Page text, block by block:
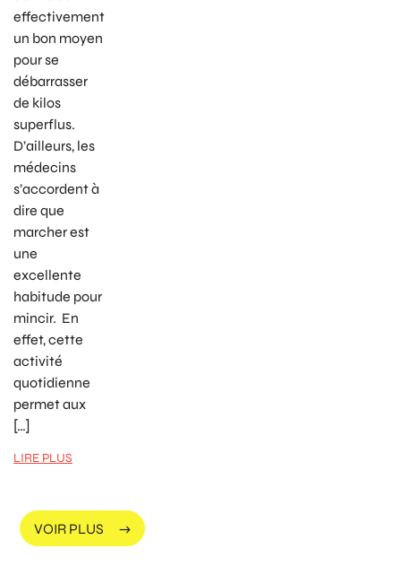
effectivement
un bon moyen
pour se
débarrasser
de kilos
superflus.
D’ailleurs, les
médecins
s’accordent à
dire que
marcher est
une
excellente
habitude pour
mincir. En
effet, cette
activité
quotidienne
permet aux
[…]
LIRE PLUS
VOIR PLUS